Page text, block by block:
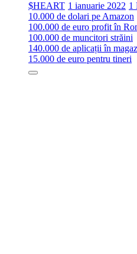
$HEART 1 ianuarie 2022 1
10.000 de dolari pe Amazon
100.000 de euro profit în
100.000 de muncitori străini
140.000 de aplicații în
15.000 de euro pentru tineri